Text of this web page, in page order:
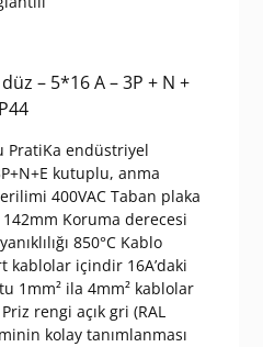
– 5*16 A – 3P + N +
PratiKa endüstriyel
kutuplu, anma
400VAC Taban plaka
142mm Koruma derecesi
850°C Kablo
kablolar içindir 16A’daki
1mm² ila 4mm² kablolar
rengi açık gri (RAL
kolay tanımlanması